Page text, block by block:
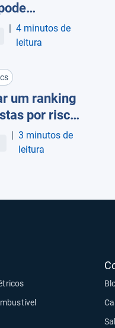
a
da sua frota:
| 4 minutos de
leitura
um ranking
por risco
| 3 minutos de
leitura